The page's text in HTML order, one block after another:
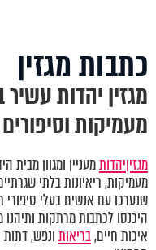
כתבות מגזין
מגזין יהדות
מעמיקות
מגזיןיהדותמעניין ומגוון מבית
מעמיקות, ריאיונות בלתי
שנערכו עם אנשים בעלי סיפורי
היכנסו לכתבות מרתקות
איכות חיים,בריאותונפש,